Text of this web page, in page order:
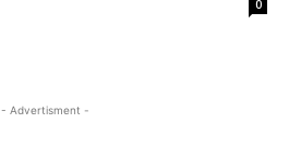
0
- Advertisment -